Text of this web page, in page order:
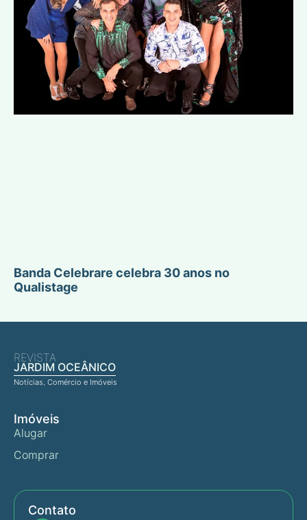
Banda Celebrare celebra 30 anos no
Qualistage
REVISTA
JARDIM OCEÂNICO
Notícias, Comércio e Imóveis
Imóveis
Alugar
Comprar
Contato